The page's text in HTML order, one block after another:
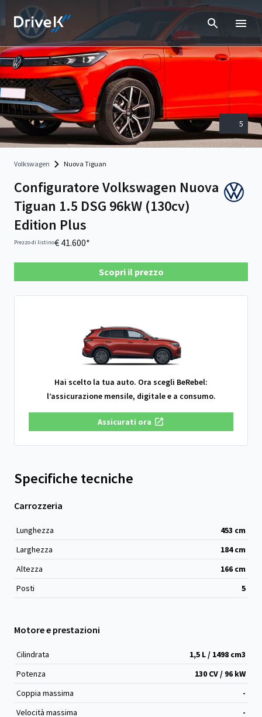
5
Volkswagen Nuova Tiguan
Configuratore Volkswagen Nuova
Tiguan 1.5 DSG 96kW (130cv)
Edition Plus
Prezzo di listino€ 41.600*
Scopri il prezzo
Hai scelto la tua auto. Ora scegli BeRebel:
l’assicurazione mensile, digitale e a consumo.
Assicurati ora
Specifiche tecniche
Carrozzeria
Lunghezza 453 cm
Larghezza
184cm
Altezza
166 cm
Posti
5
Motore e prestazioni
Cilindrata 1,5 L / 1498 cm3
Potenza
130 CV / 96 kW
Coppia massima
-
Velocità massima
-